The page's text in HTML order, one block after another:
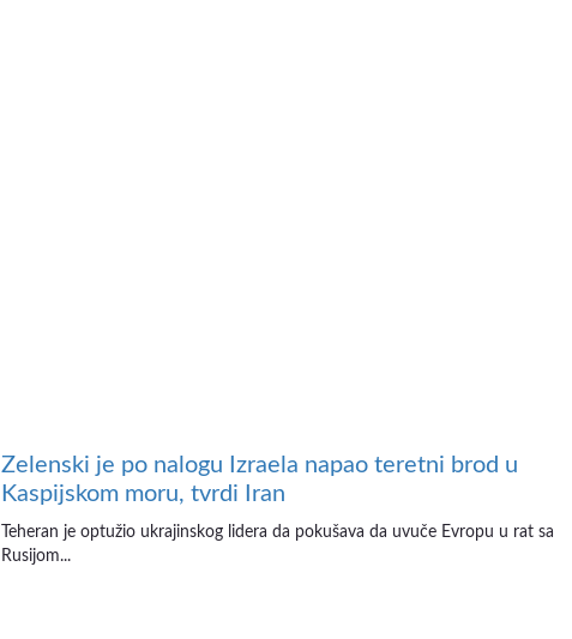
Zelenski je po nalogu Izraela napao teretni brod u
Kaspijskom moru, tvrdi Iran
Teheran je optužio ukrajinskog lidera da pokušava da uvuče Evropu u rat sa
Rusijom...